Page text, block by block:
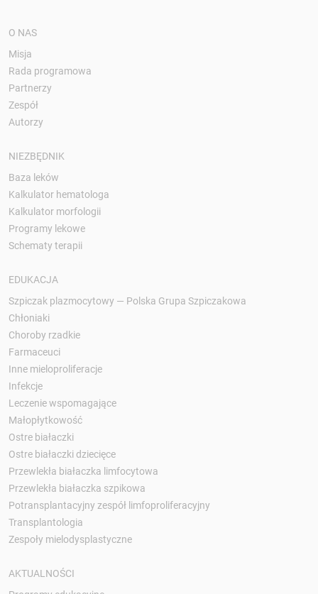
O NAS
Misja
Rada programowa
Partnerzy
Zespół
Autorzy
NIEZBĘDNIK
Baza leków
Kalkulator hematologa
Kalkulator morfologii
Programy lekowe
Schematy terapii
EDUKACJA
Szpiczak plazmocytowy — Polska Grupa Szpiczakowa
Chłoniaki
Choroby rzadkie
Farmaceuci
Inne mieloproliferacje
Infekcje
Leczenie wspomagające
Małopłytkowość
Ostre białaczki
Ostre białaczki dziecięce
Przewlekła białaczka limfocytowa
Przewlekła białaczka szpikowa
Potransplantacyjny zespół limfoproliferacyjny
Transplantologia
Zespoły mielodysplastyczne
AKTUALNOŚCI